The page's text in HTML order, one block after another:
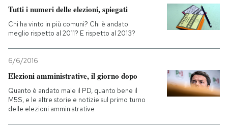
Economia
Sport
Mondiali calcio 2026
PODCAST
NEWSLETTER
Tutti i numeri delle elezioni, spiegati
Chi ha vinto in più comuni? Chi è andato
meglio rispetto al 2011? E rispetto al 2013?
6/6/2016
Elezioni amministrative, il giorno dopo
Quanto è andato male il PD, quanto bene il
M5S, e le altre storie e notizie sul primo turno
delle elezioni amministrative